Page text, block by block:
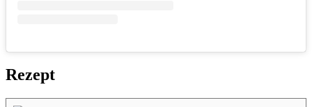
Rezept